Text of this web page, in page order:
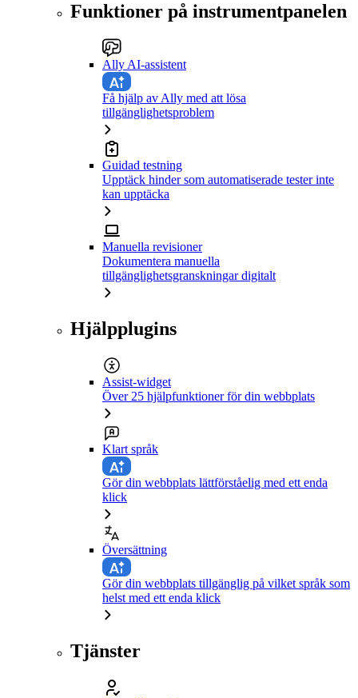
Funktioner på instrumentpanelen
Ally AI-assistent
Få hjälp av Ally med att lösa
tillgänglighetsproblem
Guidad testning
Upptäck hinder som automatiserade tester inte
kan upptäcka
Manuella revisioner
Dokumentera manuella
tillgänglighetsgranskningar digitalt
Hjälpplugins
Assist-widget
Över 25 hjälpfunktioner för din webbplats
Klart språk
Gör din webbplats lättförståelig med ett enda
klick
Översättning
Gör din webbplats tillgänglig på vilket språk som
helst med ett enda klick
Tjänster